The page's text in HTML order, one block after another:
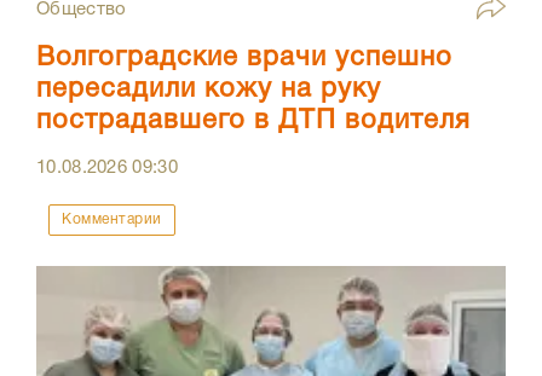
Общество
Волгоградские врачи успешно
пересадили кожу на руку
пострадавшего в ДТП водителя
10.08.202609:30
Комментарии